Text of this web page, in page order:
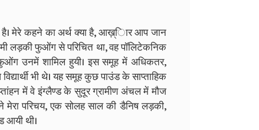
है। मेरे कहने का अर्थ क्या है, आख़्िार आप जान
लड़की फुओंग से परिचित था, वह पॉलिटेकनिक
फुओंग उनमें शामिल हुयी। इस समूह में अधिकतर,
भी थे। यह समूह कुछ पाउंड के साप्ताहिक
में वे इंग्लैण्ड के सुदूर ग्रामीण अंचल में मौज
परिचय, एक सोलह साल की डैनिष लड़की,
आयी थी।